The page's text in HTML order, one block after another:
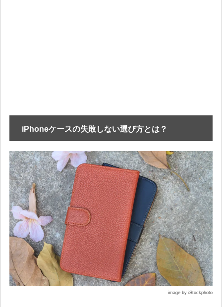
iPhoneケースの失敗しない選び方とは？
image by iStockphoto